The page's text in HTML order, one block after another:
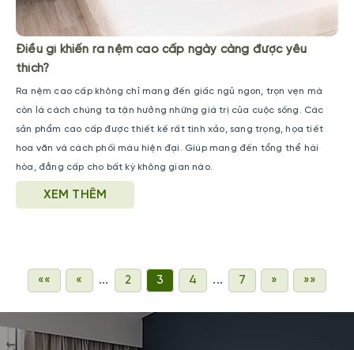
Điều gì khiến ra nệm cao cấp ngày càng được yêu
thích?
Ra nệm cao cấp không chỉ mang đến giấc ngủ ngon, trọn vẹn mà
còn là cách chúng ta tận hưởng những giá trị của cuộc sống. Các
sản phẩm cao cấp được thiết kế rất tinh xảo, sang trọng, họa tiết
hoa văn và cách phối màu hiện đại. Giúp mang đến tổng thể hài
hòa, đẳng cấp cho bất kỳ không gian nào.
XEM THÊM
«« « ... 2 3 4 ... 7 » »»